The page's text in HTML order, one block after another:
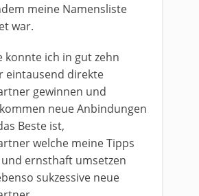
meine Namensliste
war.
konnte ich in gut zehn
eintausend direkte
gewinnen und
neue Anbindungen
Beste ist,
welche meine Tipps
ernsthaft umsetzen
sukzessive neue